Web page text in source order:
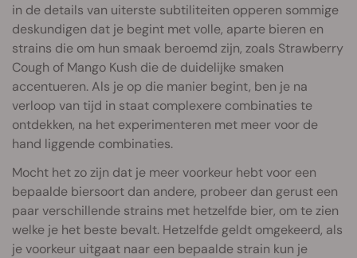
in de details van uiterste subtiliteiten opperen sommige
deskundigen dat je begint met volle, aparte bieren en
strains die om hun smaak beroemd zijn, zoals Strawberry
Cough of Mango Kush die de duidelijke smaken
accentueren. Als je op die manier begint, ben je na
verloop van tijd in staat complexere combinaties te
ontdekken, na het experimenteren met meer voor de
hand liggende combinaties.
Mocht het zo zijn dat je meer voorkeur hebt voor een
bepaalde biersoort dan andere, probeer dan gerust een
paar verschillende strains met hetzelfde bier, om te zien
welke je het beste bevalt. Hetzelfde geldt omgekeerd, als
je voorkeur uitgaat naar een bepaalde strain kun je